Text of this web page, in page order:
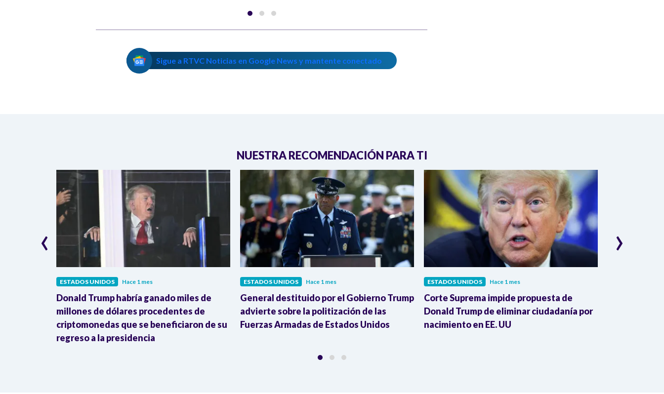
Sigue a RTVC Noticias en Google News y mantente conectado
NUESTRA RECOMENDACIÓN PARA TI
ESTADOS UNIDOS Hace 1 mes
Donald Trump habría ganado miles de
millones de dólares procedentes de
criptomonedas que se beneficiaron de su
regreso a la presidencia
ESTADOS UNIDOS Hace 1 mes
General destituido por el Gobierno Trump
advierte sobre la politización de las
Fuerzas Armadas de Estados Unidos
ESTADOS UNIDOS Hace 1 mes
Corte Suprema impide propuesta de
Donald Trump de eliminar ciudadanía por
nacimiento en EE. UU
‹ ›